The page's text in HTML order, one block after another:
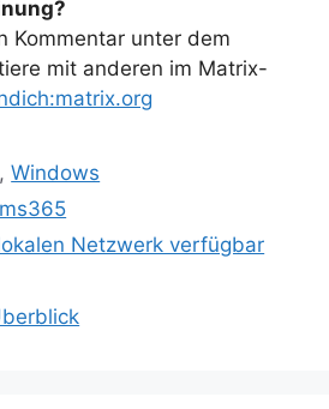
Kommentar unter dem
mit anderen im Matrix-
,Windows
ms365
Netzwerk verfügbar